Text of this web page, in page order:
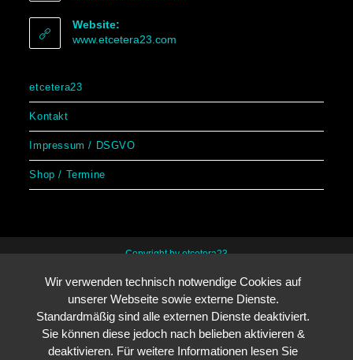
Website:
www.etcetera23.com
etcetera23
Kontakt
Impressum / DSGVO
Shop / Termine
Copyright by etcetera23
Wir verwenden technisch notwendige Cookies auf
unserer Webseite sowie externe Dienste.
Standardmäßig sind alle externen Dienste deaktiviert.
Sie können diese jedoch nach belieben aktivieren &
deaktivieren. Für weitere Informationen lesen Sie